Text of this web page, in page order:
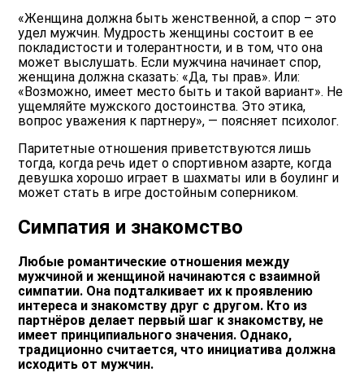
«Женщина должна быть женственной, а спор – это
удел мужчин. Мудрость женщины состоит в ее
покладистости и толерантности, и в том, что она
может выслушать. Если мужчина начинает спор,
женщина должна сказать: «Да, ты прав». Или:
«Возможно, имеет место быть и такой вариант». Не
ущемляйте мужского достоинства. Это этика,
вопрос уважения к партнеру», — поясняет психолог.
Паритетные отношения приветствуются лишь
тогда, когда речь идет о спортивном азарте, когда
девушка хорошо играет в шахматы или в боулинг и
может стать в игре достойным соперником.
Симпатия и знакомство
Любые романтические отношения между
мужчиной и женщиной начинаются с взаимной
симпатии. Она подталкивает их к проявлению
интереса и знакомству друг с другом. Кто из
партнёров делает первый шаг к знакомству, не
имеет принципиального значения. Однако,
традиционно считается, что инициатива должна
исходить от мужчин.